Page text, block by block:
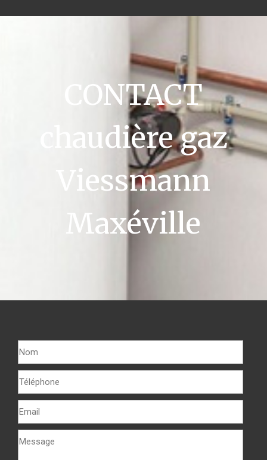
CONTACT
chaudière gaz
Viessmann
Maxéville